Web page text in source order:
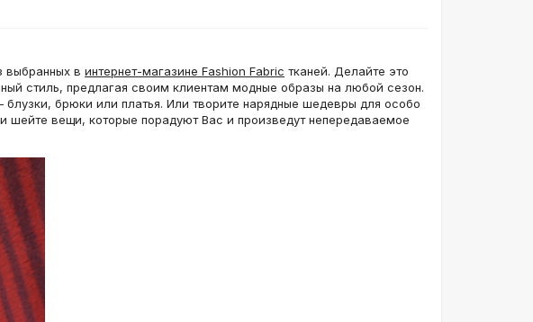
выбранных в интернет-магазине Fashion Fabric тканей. Делайте это
стиль, предлагая своим клиентам модные образы на любой сезон.
брюки или платья. Или творите нарядные шедевры для особо
шейте вещи, которые порадуют Вас и произведут непередаваемое